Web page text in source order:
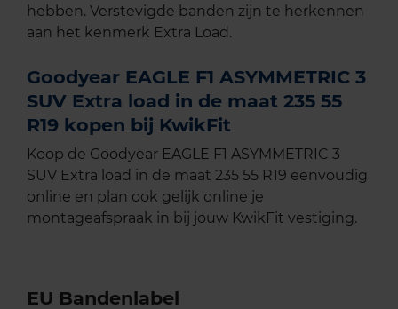
hebben. Verstevigde banden zijn te herkennen
aan het kenmerk Extra Load.
Goodyear EAGLE F1 ASYMMETRIC 3
SUV Extra load in de maat 235 55
R19 kopen bij KwikFit
Koop de Goodyear EAGLE F1 ASYMMETRIC 3
SUV Extra load in de maat 235 55 R19 eenvoudig
online en plan ook gelijk online je
montageafspraak in bij jouw KwikFit vestiging.
EU Bandenlabel